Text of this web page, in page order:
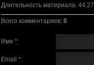
Длительность материала: 44:27
Всего комментариев: 0
Имя *:
Email *: